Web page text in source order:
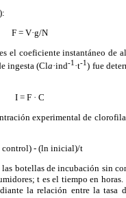
F = V·g/N
el coeficiente instantáneo de
ingesta (Cla·ind-1 ·t-1) fue
I = F · C
experimental de
control) - (ln inicial)/t
las botellas de incubación sin
t es el tiempo en
la relación entre la